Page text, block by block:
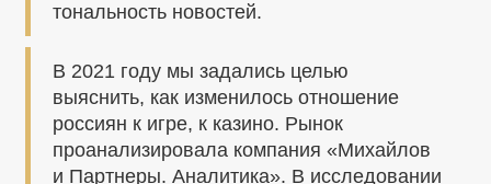
тональность новостей.
В 2021 году мы задались целью
выяснить, как изменилось отношение
россиян к игре, к казино. Рынок
проанализировала компания «Михайлов
и Партнеры. Аналитика». В исследовании